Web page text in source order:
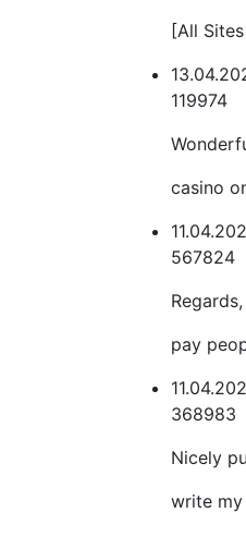
[All
119974
casino
567824
pay
368983
Nicely
write